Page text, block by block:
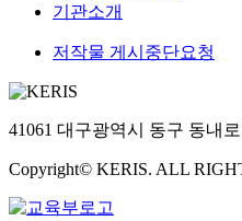
기관소개
저작물 게시중단요청
41061 대구광역시 동구 동내
Copyright© KERIS. ALL